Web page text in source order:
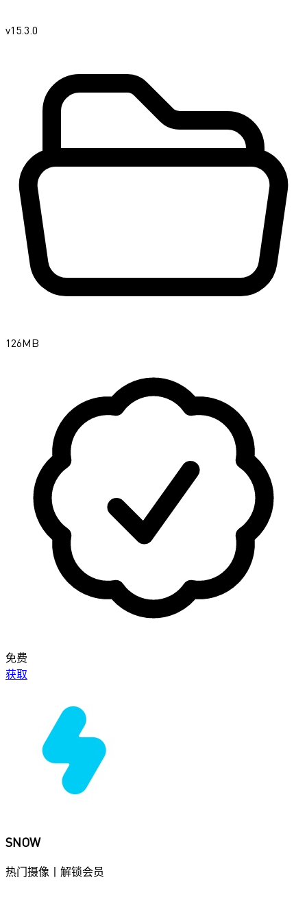
v15.3.0
126MB
免费
获取
SNOW
热门摄像丨解锁会员